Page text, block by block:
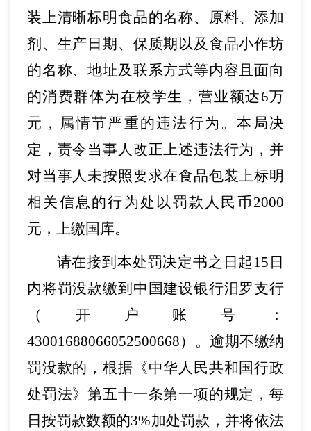
装上清晰标明食品的名称、原料、添加
剂、生产日期、保质期以及食品小作坊
的名称、地址及联系方式等内容且面向
的消费群体为在校学生，营业额达6万
元，属情节严重的违法行为。本局决
定，责令当事人改正上述违法行为，并
对当事人未按照要求在食品包装上标明
相关信息的行为处以罚款人民币2000
元，上缴国库。
请在接到本处罚决定书之日起 15日
内将罚没款缴到中国建设银行汨罗支行
（开户账号：
43001688066052500668）。逾期不缴纳
罚没款的，根据《中华人民共和国行政
处罚法》第五十一条第一项的规定，每
日按罚款数额的3%加处罚款，并将依法